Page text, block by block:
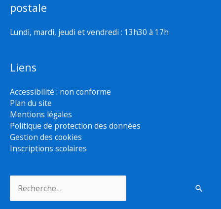
postale
Lundi, mardi, jeudi et vendredi : 13h30 à 17h
Liens
Accessibilité : non conforme
Plan du site
Mentions légales
Politique de protection des données
Gestion des cookies
Inscriptions scolaires